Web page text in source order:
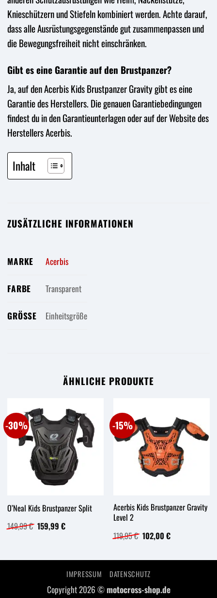
Knieschützern und Stiefeln kombiniert werden. Achte darauf,
dass alle Ausrüstungsgegenstände gut zusammenpassen und
die Bewegungsfreiheit nicht einschränken.
Gibt es eine Garantie auf den Brustpanzer?
Ja, auf den Acerbis Kids Brustpanzer Gravity gibt es eine
Garantie des Herstellers. Die genauen Garantiebedingungen
findest du in den Garantieunterlagen oder auf der Website des
Herstellers Acerbis.
Inhalt
ZUSÄTZLICHE INFORMATIONEN
MARKE Acerbis
FARBE Transparent
GRÖSSE Einheitsgröße
ÄHNLICHE PRODUKTE
-30%
O’Neal Kids Brustpanzer Split
149,99€ Ursprünglicher
Preis
159,99 €Aktueller
-15%
Acerbis Kids Brustpanzer Gravity
Level 2
119,95€ Ursprünglicher
Preis
119,95 €
102,00 €Aktueller
Preis
102,00 €.
IMPRESSUM DATENSCHUTZ
Copyright 2026 ©motocross-shop.de